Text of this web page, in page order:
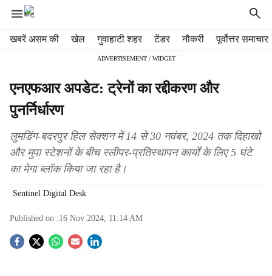
खबरें असम की खेल गुवाहाटी शहर टेंडर नौकरी पूर्वोत्तर समाचार
ADVERTISEMENT / WIDGET
एनएफआर अपडेट: ट्रेनों का रद्दीकरण और
पुनर्निर्धारण
लुमडिंग-बदरपुर हिल सेक्शन में 14 से 30 नवंबर, 2024 तक दिहाखो
और मुपा स्टेशनों के बीच स्लीपर-प्रतिस्थापन कार्यों के लिए 5 घंटे
का मेगा ब्लॉक किया जा रहा है।
Sentinel Digital Desk
Published on :16 Nov 2024, 11:14 AM
S